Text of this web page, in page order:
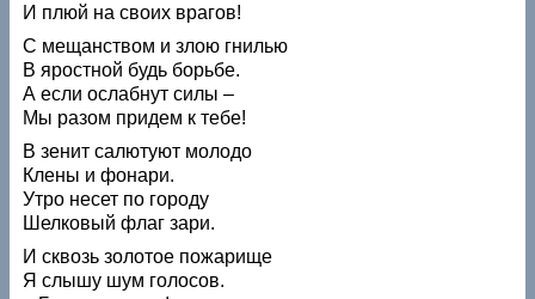
И плюй на своих врагов!
С мещанством и злою гнилью
В яростной будь борьбе.
А если ослабнут силы –
Мы разом придем к тебе!
В зенит салютуют молодо
Клены и фонари.
Утро несет по городу
Шелковый флаг зари.
И сквозь золотое пожарище
Я слышу шум голосов.